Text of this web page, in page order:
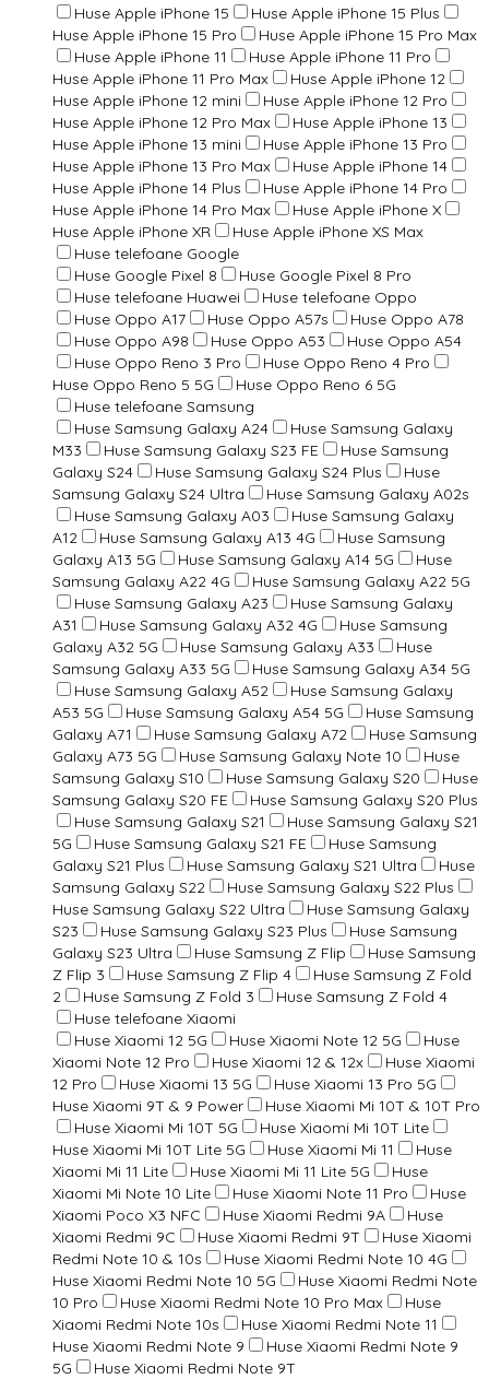
Huse Apple iPhone 15
Huse Apple iPhone 15 Plus
Huse Apple iPhone 15 Pro
Huse Apple iPhone 15 Pro Max
Huse Apple iPhone 11
Huse Apple iPhone 11 Pro
Huse Apple iPhone 11 Pro Max
Huse Apple iPhone 12
Huse Apple iPhone 12 mini
Huse Apple iPhone 12 Pro
Huse Apple iPhone 12 Pro Max
Huse Apple iPhone 13
Huse Apple iPhone 13 mini
Huse Apple iPhone 13 Pro
Huse Apple iPhone 13 Pro Max
Huse Apple iPhone 14
Huse Apple iPhone 14 Plus
Huse Apple iPhone 14 Pro
Huse Apple iPhone 14 Pro Max
Huse Apple iPhone X
Huse Apple iPhone XR
Huse Apple iPhone XS Max
Huse telefoane Google
Huse Google Pixel 8
Huse Google Pixel 8 Pro
Huse telefoane Huawei
Huse telefoane Oppo
Huse Oppo A17
Huse Oppo A57s
Huse Oppo A78
Huse Oppo A98
Huse Oppo A53
Huse Oppo A54
Huse Oppo Reno 3 Pro
Huse Oppo Reno 4 Pro
Huse Oppo Reno 5 5G
Huse Oppo Reno 6 5G
Huse telefoane Samsung
Huse Samsung Galaxy A24
Huse Samsung Galaxy
M33
Huse Samsung Galaxy S23 FE
Huse Samsung
Galaxy S24
Huse Samsung Galaxy S24 Plus
Huse
Samsung Galaxy S24 Ultra
Huse Samsung Galaxy A02s
Huse Samsung Galaxy A03
Huse Samsung Galaxy
A12
Huse Samsung Galaxy A13 4G
Huse Samsung
Galaxy A13 5G
Huse Samsung Galaxy A14 5G
Huse
Samsung Galaxy A22 4G
Huse Samsung Galaxy A22 5G
Huse Samsung Galaxy A23
Huse Samsung Galaxy
A31
Huse Samsung Galaxy A32 4G
Huse Samsung
Galaxy A32 5G
Huse Samsung Galaxy A33
Huse
Samsung Galaxy A33 5G
Huse Samsung Galaxy A34 5G
Huse Samsung Galaxy A52
Huse Samsung Galaxy
A53 5G
Huse Samsung Galaxy A54 5G
Huse Samsung
Galaxy A71
Huse Samsung Galaxy A72
Huse Samsung
Galaxy A73 5G
Huse Samsung Galaxy Note 10
Huse
Samsung Galaxy S10
Huse Samsung Galaxy S20
Huse
Samsung Galaxy S20 FE
Huse Samsung Galaxy S20 Plus
Huse Samsung Galaxy S21
Huse Samsung Galaxy S21
5G
Huse Samsung Galaxy S21 FE
Huse Samsung
Galaxy S21 Plus
Huse Samsung Galaxy S21 Ultra
Huse
Samsung Galaxy S22
Huse Samsung Galaxy S22 Plus
Huse Samsung Galaxy S22 Ultra
Huse Samsung Galaxy
S23
Huse Samsung Galaxy S23 Plus
Huse Samsung
Galaxy S23 Ultra
Huse Samsung Z Flip
Huse Samsung
Z Flip 3
Huse Samsung Z Flip 4
Huse Samsung Z Fold
2
Huse Samsung Z Fold 3
Huse Samsung Z Fold 4
Huse telefoane Xiaomi
Huse Xiaomi 12 5G
Huse Xiaomi Note 12 5G
Huse
Xiaomi Note 12 Pro
Huse Xiaomi 12 & 12x
Huse Xiaomi
12 Pro
Huse Xiaomi 13 5G
Huse Xiaomi 13 Pro 5G
Huse Xiaomi 9T & 9 Power
Huse Xiaomi Mi 10T & 10T Pro
Huse Xiaomi Mi 10T 5G
Huse Xiaomi Mi 10T Lite
Huse Xiaomi Mi 10T Lite 5G
Huse Xiaomi Mi 11
Huse
Xiaomi Mi 11 Lite
Huse Xiaomi Mi 11 Lite 5G
Huse
Xiaomi Mi Note 10 Lite
Huse Xiaomi Note 11 Pro
Huse
Xiaomi Poco X3 NFC
Huse Xiaomi Redmi 9A
Huse
Xiaomi Redmi 9C
Huse Xiaomi Redmi 9T
Huse Xiaomi
Redmi Note 10 & 10s
Huse Xiaomi Redmi Note 10 4G
Huse Xiaomi Redmi Note 10 5G
Huse Xiaomi Redmi Note
10 Pro
Huse Xiaomi Redmi Note 10 Pro Max
Huse
Xiaomi Redmi Note 10s
Huse Xiaomi Redmi Note 11
Huse Xiaomi Redmi Note 9
Huse Xiaomi Redmi Note 9
5G
Huse Xiaomi Redmi Note 9T